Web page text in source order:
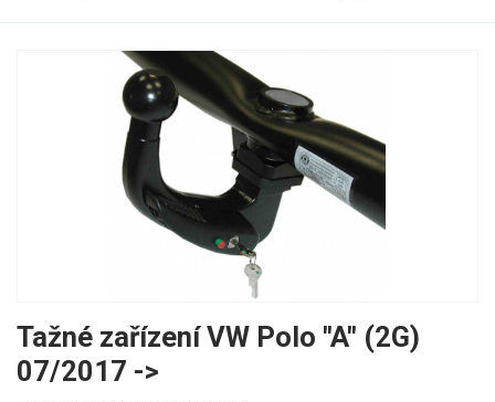
Tažné zařízení VW Polo "A" (2G)
07/2017 ->